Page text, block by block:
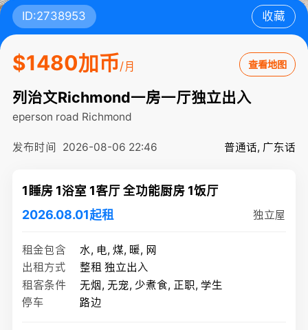
ID:2738953 收藏
$1480加币/月 查看地图
列治文Richmond一房一厅独立出入
eperson road Richmond
发布时间 2026-08-06 22:46 普通话, 广东话
1睡房 1浴室 1客厅 全功能厨房 1饭厅
2026.08.01起租
独立屋
租金包含
水, 电, 煤, 暖, 网
出租方式
整租 独立出入
租客条件
无烟, 无宠, 少煮食, 正职, 学生
停车
路边